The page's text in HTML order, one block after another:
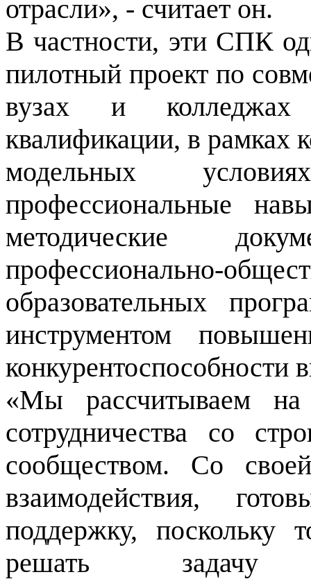
отрасли», - считает он.
В частности, эти СПК
пилотный проект по
вузах и
квалификации, в рамках
модельных
профессиональные
методические
профессионально-
образовательных
инструментом
конкурентоспособности
«Мы рассчитываем на
сотрудничества со
сообществом. Со
взаимодействия,
поддержку, поскольку
решать задачу